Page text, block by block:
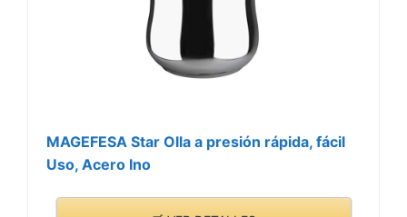
MAGEFESA Star Olla a presión rápida, fácil
Uso, Acero Ino